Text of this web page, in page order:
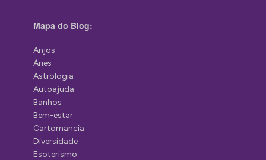
Mapa do Blog:
Anjos
Áries
Astrologia
Autoajuda
Banhos
Bem-estar
Cartomancia
Diversidade
Esoterismo